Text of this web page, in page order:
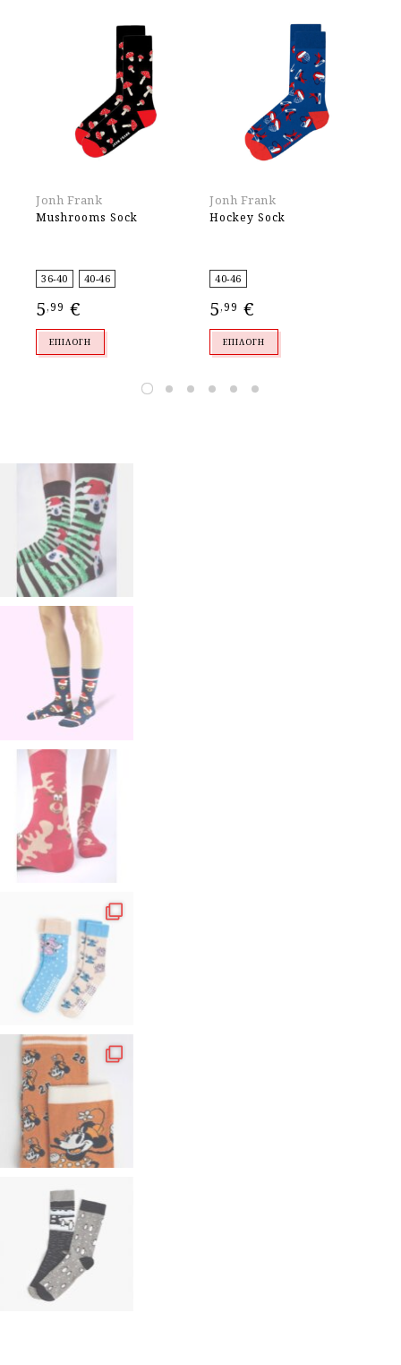
Jonh Frank
Mushrooms Sock
36-40 40-46
5,99 €
ΕΠΙΛΟΓΉ
Jonh Frank
Hockey Sock
40-46
5,99 €
ΕΠΙΛΟΓΉ